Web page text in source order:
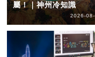
屬！｜神州冷知識
2026-